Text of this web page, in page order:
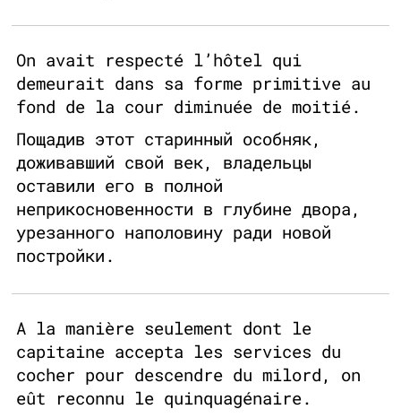
On avait respecté l’hôtel qui
demeurait dans sa forme primitive au
fond de la cour diminuée de moitié.
Пощадив этот старинный особняк,
доживавший свой век, владельцы
оставили его в полной
неприкосновенности в глубине двора,
урезанного наполовину ради новой
постройки.
A la manière seulement dont le
capitaine accepta les services du
cocher pour descendre du milord, on
eût reconnu le quinquagénaire.